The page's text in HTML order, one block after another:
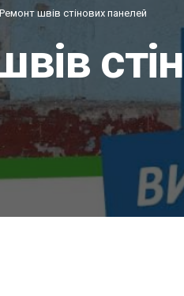
Ремонт швів стінових панелей